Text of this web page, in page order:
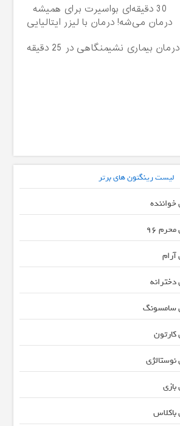
30 دقیقه‌ای بواسیرت برای همیشه
درمان می‌شه! درمان با لیزر ایتالیایی
درمان بیماری نشیمنگاهی در 25 دقیقه
لیست رینگتون های برتر